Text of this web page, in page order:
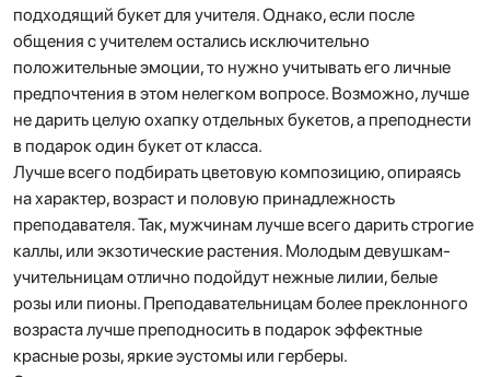
подходящий букет для учителя. Однако, если после
общения с учителем остались исключительно
положительные эмоции, то нужно учитывать его личные
предпочтения в этом нелегком вопросе. Возможно, лучше
не дарить целую охапку отдельных букетов, а преподнести
в подарок один букет от класса.
Лучше всего подбирать цветовую композицию, опираясь
на характер, возраст и половую принадлежность
преподавателя. Так, мужчинам лучше всего дарить строгие
каллы, или экзотические растения. Молодым девушкам-
учительницам отлично подойдут нежные лилии, белые
розы или пионы. Преподавательницам более преклонного
возраста лучше преподносить в подарок эффектные
красные розы, яркие эустомы или герберы.